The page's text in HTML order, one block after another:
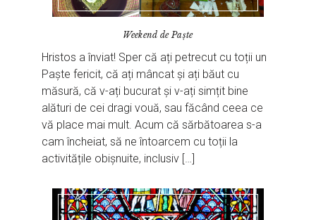
Weekend de Paște
Hristos a înviat! Sper că ați petrecut cu toții un
Paște fericit, că ați mâncat și ați băut cu
măsură, că v-ați bucurat și v-ați simțit bine
alături de cei dragi vouă, sau făcând ceea ce
vă place mai mult. Acum că sărbătoarea s-a
cam încheiat, să ne întoarcem cu toții la
activitățile obișnuite, inclusiv […]